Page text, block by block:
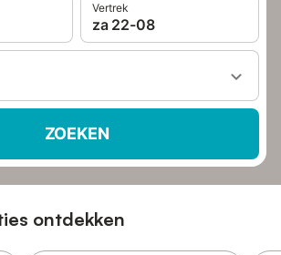
Vertrek
za 22-08
ZOEKEN
ontdekken